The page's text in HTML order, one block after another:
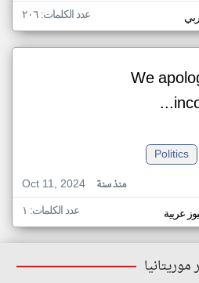
عدد الكلمات: ٢٠٦
We
Politics
Oct 11, 2024
منذ سنة
عربية عدد الكلمات: ١